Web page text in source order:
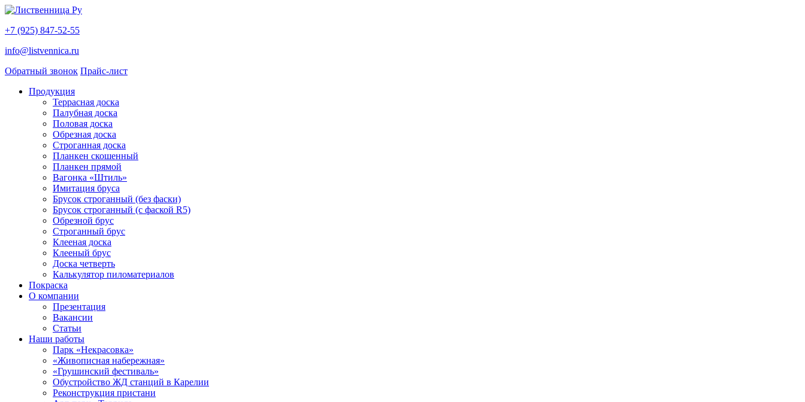
+7 (925) 847-52-55
info@listvennica.ru
Обратный звонок Прайс-лист
Продукция
Террасная доска
Палубная доска
Половая доска
Обрезная доска
Строганная доска
Планкен скошенный
Планкен прямой
Вагонка «Штиль»
Имитация бруса
Брусок строганный (без фаски)
Брусок строганный (с фаской R5)
Обрезной брус
Строганный брус
Клееная доска
Клееный брус
Доска четверть
Калькулятор пиломатериалов
Покраска
О компании
Презентация
Вакансии
Статьи
Наши работы
Парк «Некрасовка»
«Живописная набережная»
«Грушинский фестиваль»
Обустройство ЖД станций в Карелии
Реконструкция пристани